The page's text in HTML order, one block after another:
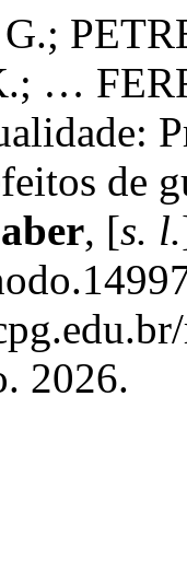
…
de
, [s. l.
2026.